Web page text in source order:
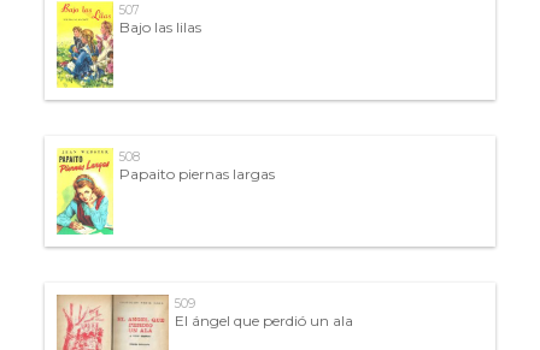
507
Bajo las lilas
508
Papaito piernas largas
509
El ángel que perdió un ala